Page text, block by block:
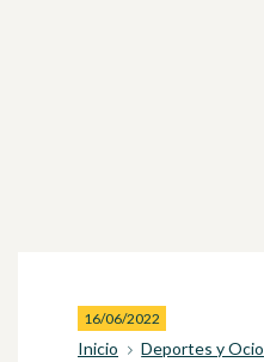
16/06/2022
Inicio
Deportes y Ocio